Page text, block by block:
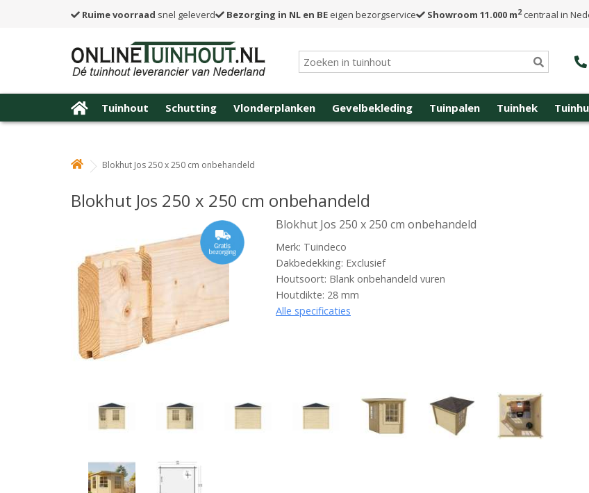
Ruime voorraad snel geleverd Bezorging in NL en BE eigen bezorgservice Showroom 11.000 m2centraal in
Tuinhout Schutting Vlonderplanken Gevelbekleding Tuinpalen Tuinhek
Blokhut Jos 250 x 250 cm onbehandeld
Blokhut Jos 250 x 250 cm onbehandeld
Blokhut Jos 250 x 250 cm onbehandeld
Merk: Tuindeco
Dakbedekking: Exclusief
Houtsoort: Blank onbehandeld vuren
Houtdikte: 28 mm
Alle specificaties